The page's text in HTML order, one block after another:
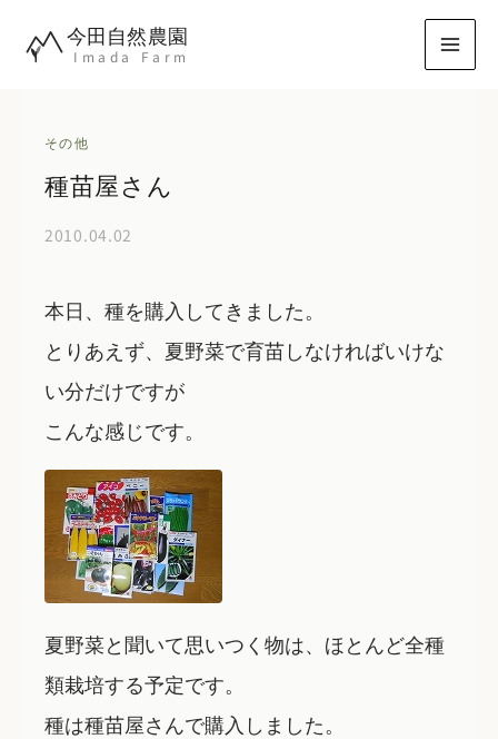
今田自然農園
Imada Farm
その他
種苗屋さん
2010.04.02
本日、種を購入してきました。
とりあえず、夏野菜で育苗しなければいけな
い分だけですが
こんな感じです。
夏野菜と聞いて思いつく物は、ほとんど全種
類栽培する予定です。
種は種苗屋さんで購入しました。